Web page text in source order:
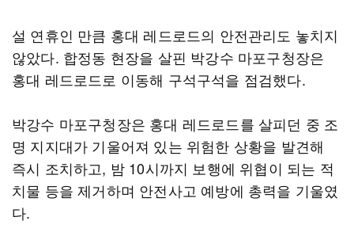
설 연휴인 만큼 홍대 레드로드의 안전관리도 놓치지
않았다. 합정동 현장을 살핀 박강수 마포구청장은
홍대 레드로드로 이동해 구석구석을 점검했다.
박강수 마포구청장은 홍대 레드로드를 살피던 중 조
명 지지대가 기울어져 있는 위험한 상황을 발견해
즉시 조치하고, 밤 10시까지 보행에 위협이 되는 적
치물 등을 제거하며 안전사고 예방에 총력을 기울였
다.